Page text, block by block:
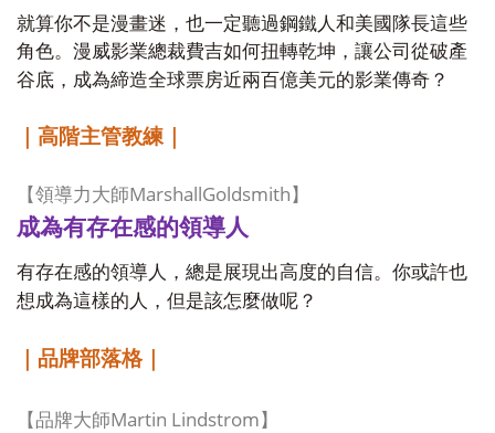
就算你不是漫畫迷，也一定聽過鋼鐵人和美國隊長這些
角色。漫威影業總裁費吉如何扭轉乾坤，讓公司從破產
谷底，成為締造全球票房近兩百億美元的影業傳奇？
｜高階主管教練｜
【領導力大師MarshallGoldsmith 】
成為有存在感的領導人
有存在感的領導人，總是展現出高度的自信。你或許也
想成為這樣的人，但是該怎麼做呢？
｜品牌部落格｜
【 品牌大師Martin Lindstrom 】